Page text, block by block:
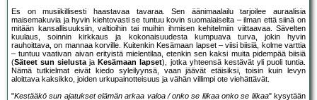
Es on musiikillisesti haastavaa tavaraa. Sen äänimaalailu tarjoilee auraalisia
maisemakuvia ja hyvin kiehtovasti se tuntuu kovin suomalaiselta – ilman että siinä on
mitään kansallisuuksiin, valtioihin tai muihin ihmisen kehitelmiin viittaavaa. Sävelten
kuulaus, soinnin kirkkaus ja kokonaisuudesta kumpuava turva, jokin hyvin
rauhoittava, on mannaa korville. Kuitenkin Kesämaan lapset – viisi biisiä, kolme varttia
– tuntuu vaativan aivan erityistä mielentilaa, etenkin sen kaksi muita pidempää biisiä
(Säteet sun sielustaja Kesämaan lapset), jotka yhteensä kestävät yli puoli tuntia.
Nämä tutkielmat eivät kiedo syleilyynsä, vaan jäävät etäisiksi, toisin kuin levyn
aloittava kaksikko, joiden urkupainotteisuus ja vähän villimpi ote viehättävät.
"Kestääkö sun ajatukset elämän arkaa valoa / onko se liikaa onko se liikaa" kysytään